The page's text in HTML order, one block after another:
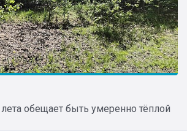
обещает быть умеренно тёплой